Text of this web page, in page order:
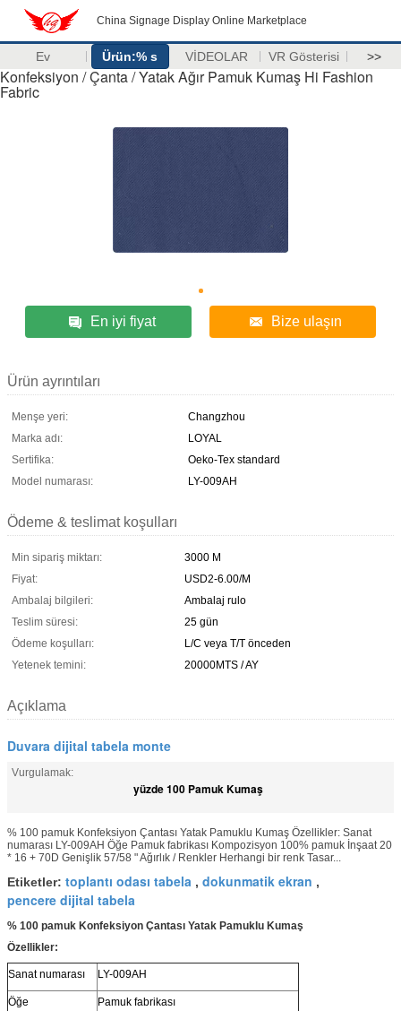
China Signage Display Online Marketplace
Ev Ürün:% s VİDEOLAR VR Gösterisi >>
Konfeksiyon / Çanta / Yatak Ağır Pamuk Kumaş Hi Fashion
Fabric
En iyi fiyat Bize ulaşın
Ürün ayrıntıları
Menşe yeri:
Changzhou
Marka adı:
LOYAL
Sertifika:
Oeko-Tex standard
Model numarası:
LY-009AH
Ödeme & teslimat koşulları
Min sipariş miktarı:
3000 M
Fiyat:
USD2-6.00/M
Ambalaj bilgileri:
Ambalaj rulo
Teslim süresi:
25 gün
Ödeme koşulları:
L/C veya T/T önceden
Yetenek temini:
20000MTS / AY
Açıklama
Duvara dijital tabela monte
Vurgulamak:
yüzde 100 Pamuk Kumaş
% 100 pamuk Konfeksiyon Çantası Yatak Pamuklu Kumaş Özellikler: Sanat
numarası LY-009AH Öğe Pamuk fabrikası Kompozisyon 100% pamuk İnşaat 20
* 16 + 70D Genişlik 57/58 " Ağırlık / Renkler Herhangi bir renk Tasar...
Etiketler: toplantı odası tabela , dokunmatik ekran ,
pencere dijital tabela
% 100 pamuk Konfeksiyon Çantası Yatak Pamuklu Kumaş
Özellikler:
Sanat numarası LY-009AH
Öğe Pamuk fabrikası